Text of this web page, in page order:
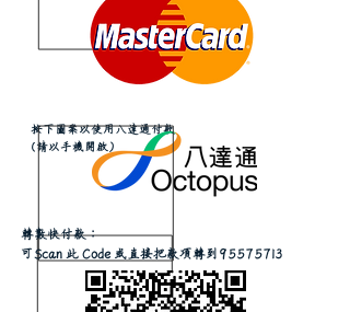
按下圖案以使用八達通付款
(請以手機開啟)
轉數快付款：
可Scan 此 Code 或直接把款項轉到95575713